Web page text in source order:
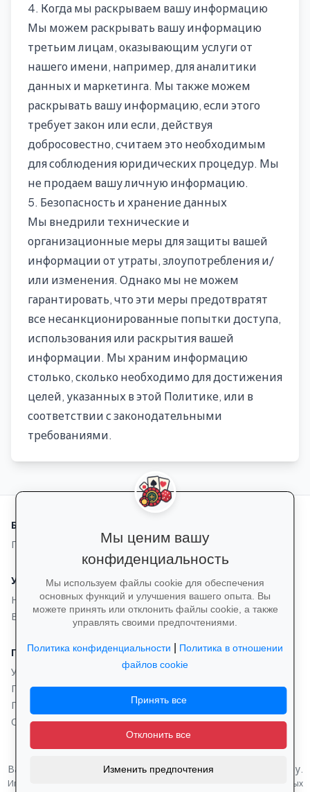
4. Когда мы раскрываем вашу информацию
Мы можем раскрывать вашу информацию
третьим лицам, оказывающим услуги от
нашего имени, например, для аналитики
данных и маркетинга. Мы также можем
раскрывать вашу информацию, если этого
требует закон или если, действуя
добросовестно, считаем это необходимым
для соблюдения юридических процедур. Мы
не продаем вашу личную информацию.
5. Безопасность и хранение данных
Мы внедрили технические и
организационные меры для защиты вашей
информации от утраты, злоупотребления и/
или изменения. Однако мы не можем
гарантировать, что эти меры предотвратят
все несанкционированные попытки доступа,
использования или раскрытия вашей
информации. Мы храним информацию
столько, сколько необходимо для достижения
целей, указанных в этой Политике, или в
соответствии с законодательными
требованиями.
Быстрые ссылки
Поиск
Узнать больше
Новости
Все языки
Правовая информация
Условия предоставления услуг
Политика конфиденциальности
Политика в отношении файлов cookie
Отказ от ответственности
© 2026 Casino.Watch. Все права защищены.
Ваш полный гид по наземным казино и курортам по всему миру.
Играйте ответственно. Вы должны быть совершеннолетним для азартных
Мы ценим вашу
конфиденциальность
Мы используем файлы cookie для обеспечения
основных функций и улучшения вашего опыта. Вы
можете принять или отклонить файлы cookie, а также
управлять своими предпочтениями.
Политика конфиденциальности
Политика в отношении
файлов cookie
Принять все
Отклонить все
Изменить предпочтения